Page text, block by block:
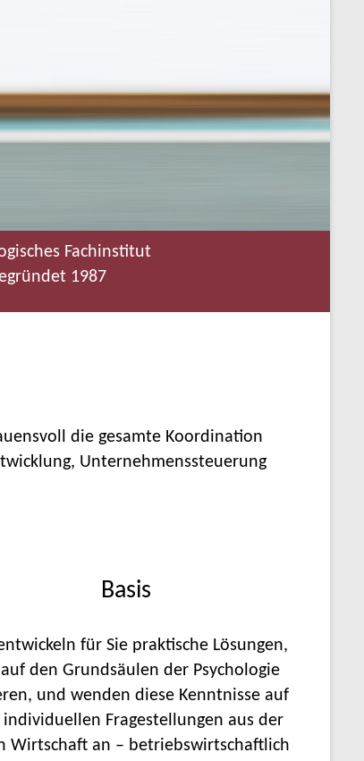
Fachinstitut
1987
die gesamte Koordination
Unternehmenssteuerung
Basis
für Sie praktische Lösungen,
den Grundsäulen der Psychologie
und wenden diese Kenntnisse auf
individuellen Fragestellungen aus der
Wirtschaft an – betriebswirtschaftlich